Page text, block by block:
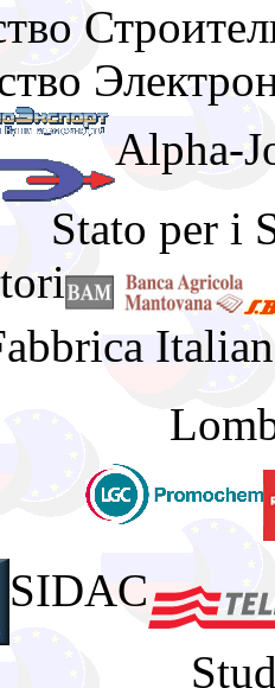
Alpha-
Stato per i
SIDAC